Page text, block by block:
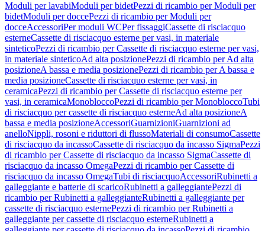
Moduli per lavabiModuli per bidetPezzi di ricambio per Moduli per
bidetModuli per doccePezzi di ricambio per Moduli per
docceAccessoriPer moduli WCPer fissaggiCassette di risciacquo
esterneCassette di risciacquo esterne per vasi, in materiale
sinteticoPezzi di ricambio per Cassette di risciacquo esterne per vasi,
in materiale sinteticoAd alta posizionePezzi di ricambio per Ad alta
posizioneA bassa e media posizionePezzi di ricambio per A bassa e
media posizioneCassette di risciacquo esterne per vasi, in
ceramicaPezzi di ricambio per Cassette di risciacquo esterne per
vasi, in ceramicaMonobloccoPezzi di ricambio per MonobloccoTubi
di risciacquo per cassette di risciacquo esterneAd alta posizioneA
bassa e media posizioneAccessoriGuarnizioniGuarnizioni ad
anelloNippli, rosoni e riduttori di flussoMateriali di consumoCassette
di risciacquo da incassoCassette di risciacquo da incasso SigmaPezzi
di ricambio per Cassette di risciacquo da incasso SigmaCassette di
risciacquo da incasso OmegaPezzi di ricambio per Cassette di
risciacquo da incasso OmegaTubi di risciacquoAccessoriRubinetti a
galleggiante e batterie di scaricoRubinetti a galleggiantePezzi di
ricambio per Rubinetti a galleggianteRubinetti a galleggiante per
cassette di risciacquo esternePezzi di ricambio per Rubinetti a
galleggiante per cassette di risciacquo esterneRubinetti a